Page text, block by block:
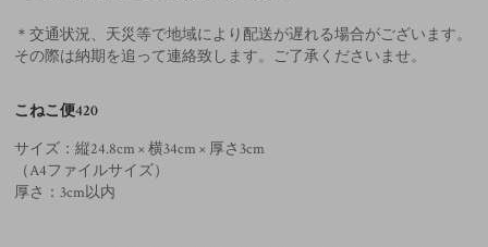
＊交通状況、天災等で地域により配送が遅れる場合がございます。
その際は納期を追って連絡致します。ご了承くださいませ。
こねこ便420
サイズ：縦24.8cm × 横34cm × 厚さ3cm
（A4ファイルサイズ）
厚さ：3cm以内